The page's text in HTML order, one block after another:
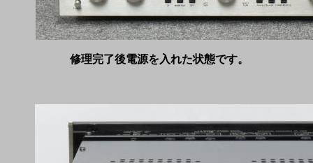
修理完了後電源を入れた状態です。